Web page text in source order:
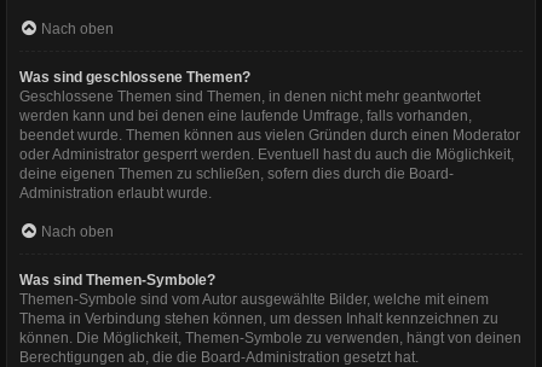
Nach oben
Was sind geschlossene Themen?
Geschlossene Themen sind Themen, in denen nicht mehr geantwortet
werden kann und bei denen eine laufende Umfrage, falls vorhanden,
beendet wurde. Themen können aus vielen Gründen durch einen Moderator
oder Administrator gesperrt werden. Eventuell hast du auch die Möglichkeit,
deine eigenen Themen zu schließen, sofern dies durch die Board-
Administration erlaubt wurde.
Nach oben
Was sind Themen-Symbole?
Themen-Symbole sind vom Autor ausgewählte Bilder, welche mit einem
Thema in Verbindung stehen können, um dessen Inhalt kennzeichnen zu
können. Die Möglichkeit, Themen-Symbole zu verwenden, hängt von deinen
Berechtigungen ab, die die Board-Administration gesetzt hat.